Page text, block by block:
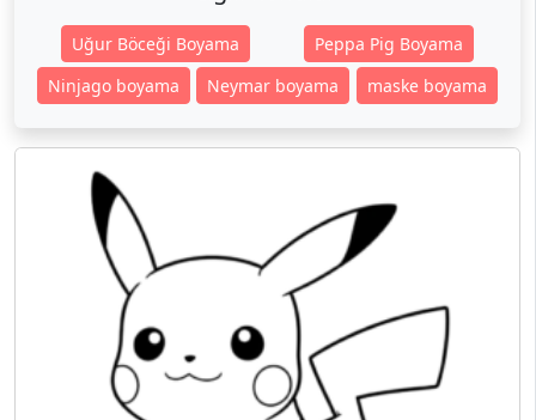
Uğur Böceği Boyama
Peppa Pig Boyama
Ninjago boyama
Neymar boyama maske boyama